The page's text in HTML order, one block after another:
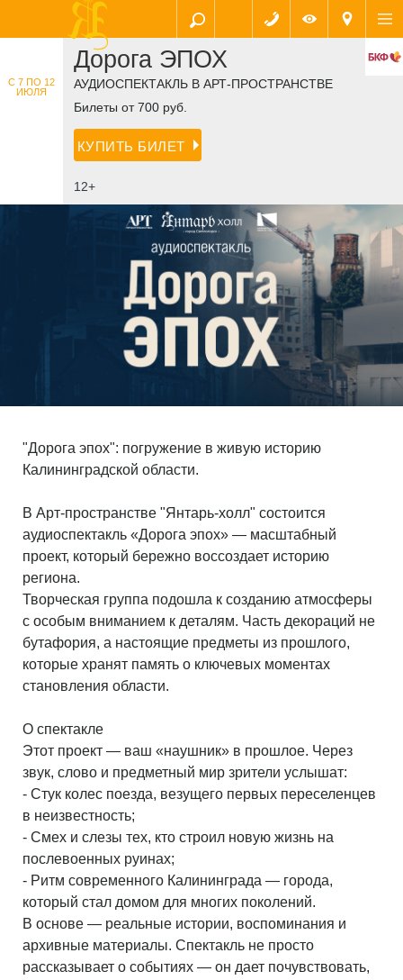
С 7 ПО 12
ИЮЛЯ
Дорога ЭПОХ
АУДИОСПЕКТАКЛЬ В АРТ-ПРОСТРАНСТВЕ
Билеты от 700 руб.
КУПИТЬ БИЛЕТ
12+
"Дорога эпох": погружение в живую историю
Калининградской области.
В Арт-пространстве "Янтарь-холл" состоится
аудиоспектакль «Дорога эпох» — масштабный
проект, который бережно воссоздает историю
региона.
Творческая группа подошла к созданию атмосферы
с особым вниманием к деталям. Часть декораций не
бутафория, а настоящие предметы из прошлого,
которые хранят память о ключевых моментах
становления области.
О спектакле
Этот проект — ваш «наушник» в прошлое. Через
звук, слово и предметный мир зрители услышат:
- Стук колес поезда, везущего первых переселенцев
в неизвестность;
- Смех и слезы тех, кто строил новую жизнь на
послевоенных руинах;
- Ритм современного Калининграда — города,
который стал домом для многих поколений.
В основе — реальные истории, воспоминания и
архивные материалы. Спектакль не просто
рассказывает о событиях — он дает почувствовать,